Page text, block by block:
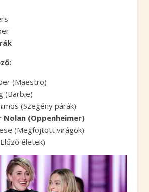
(Maestro)
(Barbie)
(Szegény párák)
Nolan (Oppenheimer)
(Megfojtott virágok)
életek)